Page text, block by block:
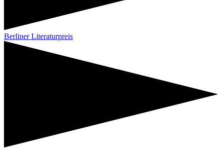
Berliner Literaturpreis